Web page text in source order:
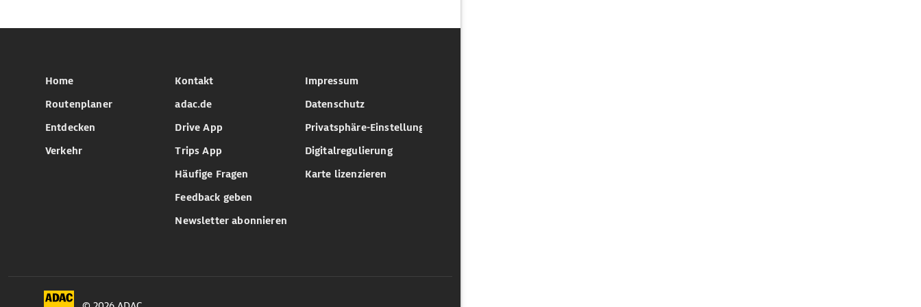
Home
Routenplaner
Entdecken
Verkehr
Kontakt
adac.de
Drive App
Trips App
Häufige Fragen
Feedback geben
Newsletter abonnieren
Impressum
Datenschutz
Privatsphäre-Einstellungen
Digitalregulierung
Karte lizenzieren